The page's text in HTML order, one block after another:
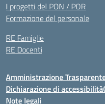
I progetti del PON / POR
Formazione del personale
RE Famiglie
RE Docenti
Amministrazione
Dichiarazione di accessibilità
Note legali